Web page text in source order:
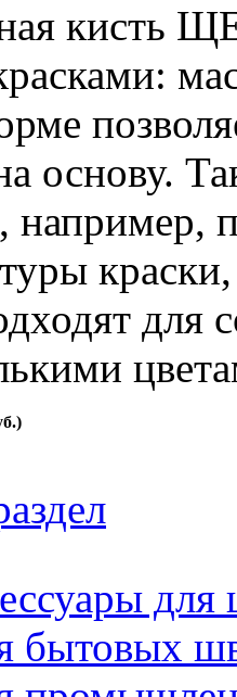
кисть
основу.
например,
для
бытовых